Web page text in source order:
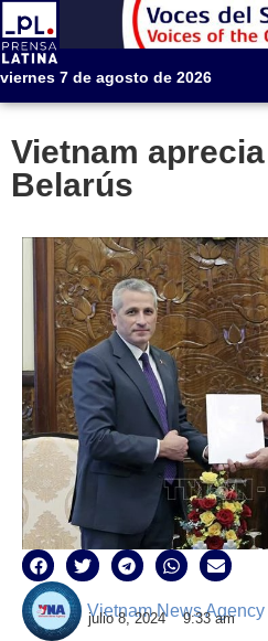
viernes 7 de agosto de 2026
Vietnam
Belarús
Vietnam News Agency
julio 8, 2024 9:33 am